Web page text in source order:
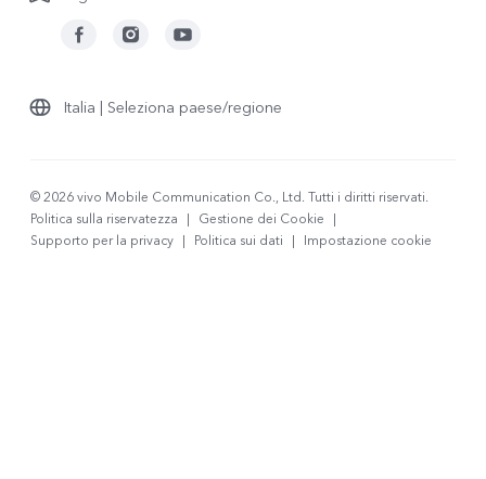
Italia | Seleziona paese/regione
© 2026 vivo Mobile Communication Co., Ltd. Tutti i diritti riservati.
Politica sulla riservatezza
| Gestione dei Cookie
|
Supporto per la privacy | Politica sui dati | Impostazione cookie